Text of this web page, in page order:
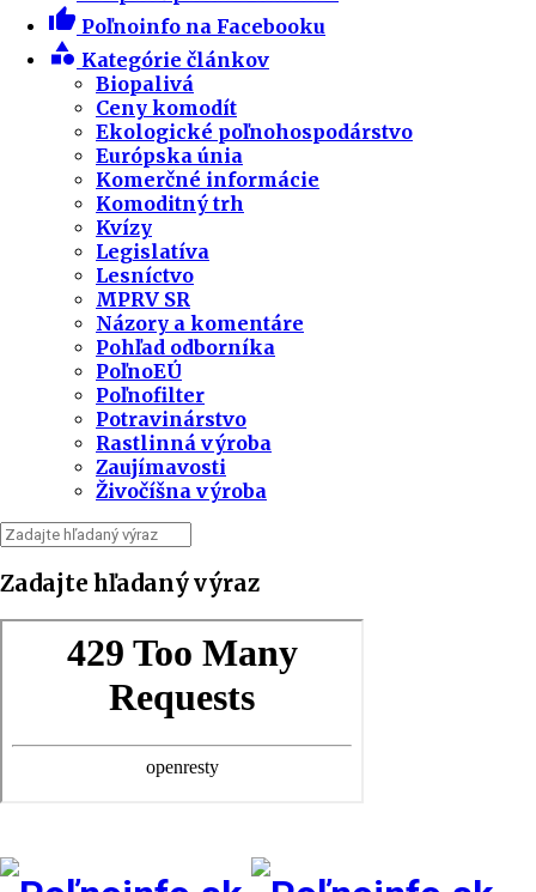
thumb_up Poľnoinfo na Facebooku
category Kategórie článkov
Biopalivá
Ceny komodít
Ekologické poľnohospodárstvo
Európska únia
Komerčné informácie
Komoditný trh
Kvízy
Legislatíva
Lesníctvo
MPRV SR
Názory a komentáre
Pohľad odborníka
PoľnoEÚ
Poľnofilter
Potravinárstvo
Rastlinná výroba
Zaujímavosti
Živočíšna výroba
Zadajte hľadaný výraz